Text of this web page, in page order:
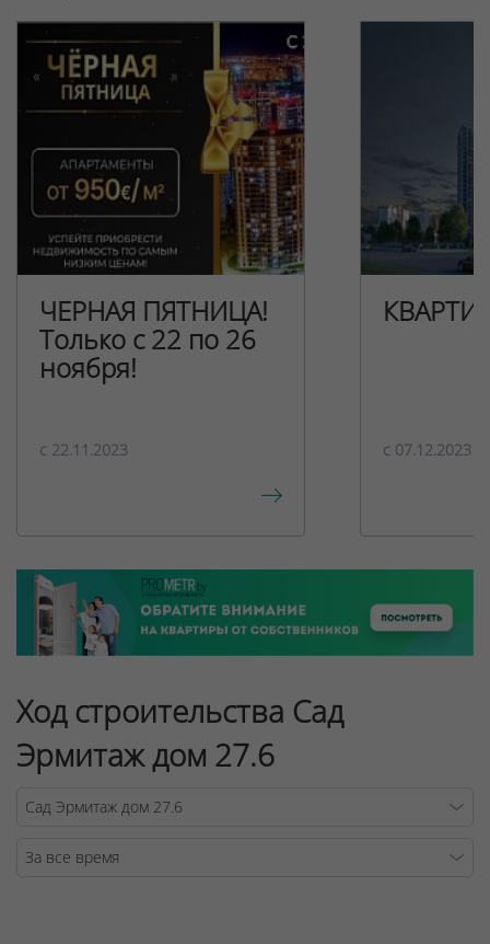
ЧЕРНАЯ ПЯТНИЦА!
Только с 22 по 26
ноября!
c 22.11.2023 c 07.12.2023
Ход строительства Сад
Эрмитаж дом 27.6